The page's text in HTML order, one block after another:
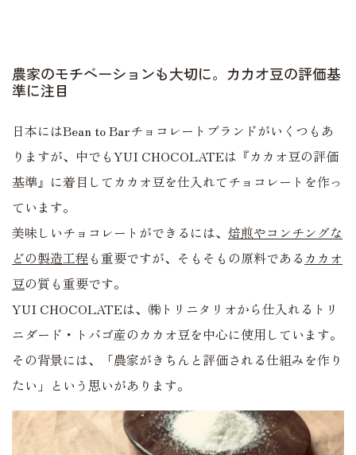
農家のモチベーションも大切に。カカオ豆の評価基
準に注目
日本にはBean to Barチョコレートブランドがいくつもあ
りますが、中でもYUI CHOCOLATEは『カカオ豆の評価
基準』に着目してカカオ豆を仕入れてチョコレートを作っ
ています。
美味しいチョコレートができるには、 焙煎やコンチングな
どの製造工程 も重要ですが、そもそもの原料である カカオ
豆の質も重要です。
YUI CHOCOLATEは、㈱トリニタリオから仕入れるトリ
ニダード・トバゴ産のカカオ豆を中心に使用しています。
その背景には、「農家がきちんと評価される仕組みを作り
たい」という思いがあります。